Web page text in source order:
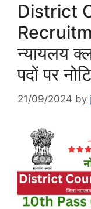
District
न्यायलय
पदों पर
21/09/2024 by